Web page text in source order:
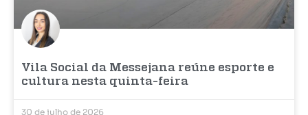
Vila Social da Messejana reúne esporte e
cultura nesta quinta-feira
30 de julho de 2026